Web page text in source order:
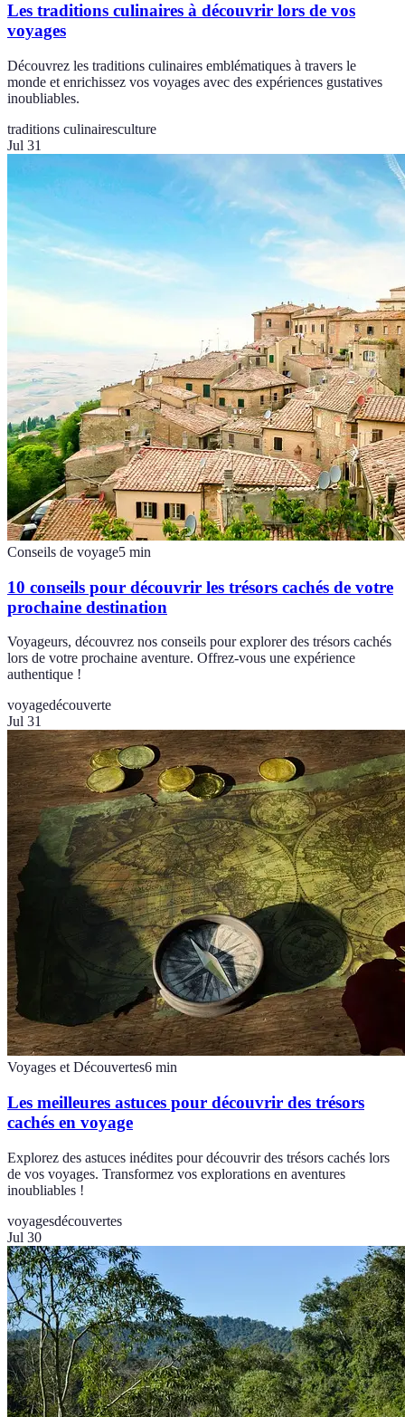
Les traditions culinaires à découvrir lors de vos
voyages
Découvrez les traditions culinaires emblématiques à travers le
monde et enrichissez vos voyages avec des expériences gustatives
inoubliables.
traditions culinairesculture
Jul 31
Conseils de voyage5 min
10 conseils pour découvrir les trésors cachés de votre
prochaine destination
Voyageurs, découvrez nos conseils pour explorer des trésors cachés
lors de votre prochaine aventure. Offrez-vous une expérience
authentique !
voyagedécouverte
Jul 31
Voyages et Découvertes6 min
Les meilleures astuces pour découvrir des trésors
cachés en voyage
Explorez des astuces inédites pour découvrir des trésors cachés lors
de vos voyages. Transformez vos explorations en aventures
inoubliables !
voyagesdécouvertes
Jul 30